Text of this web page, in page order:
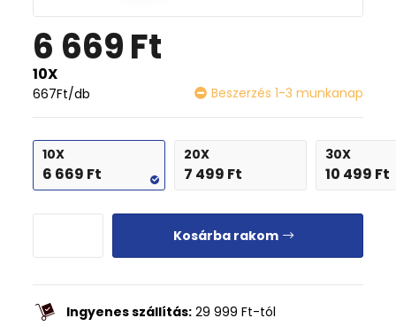
6 669Ft
10X
667Ft/db Beszerzés 1-3 munkanap
10X
6 669 Ft
20X
7 499 Ft
30X
10 499 Ft
Kosárba rakom
Ingyenes szállítás: 29 999 Ft-tól